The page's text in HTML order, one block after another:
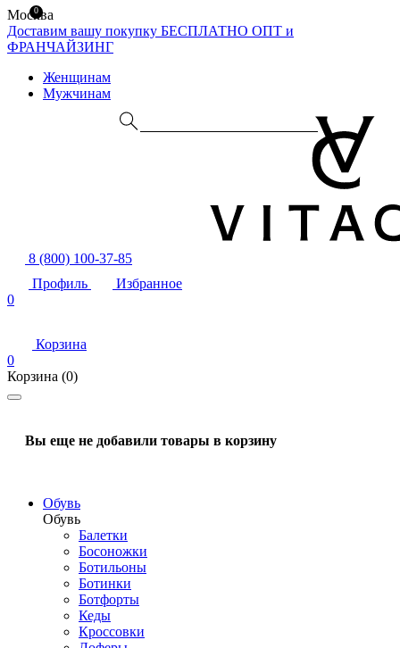
Москва
Доставим вашу покупку БЕСПЛАТНО ОПТ и
ФРАНЧАЙЗИНГ
Женщинам
Мужчинам
8 (800) 100-37-85
Профиль
Избранное
0
Корзина
0
Корзина (0)
Вы еще не добавили товары в корзину
Обувь
Обувь
Балетки
Босоножки
Ботильоны
Ботинки
Ботфорты
Кеды
Кроссовки
0